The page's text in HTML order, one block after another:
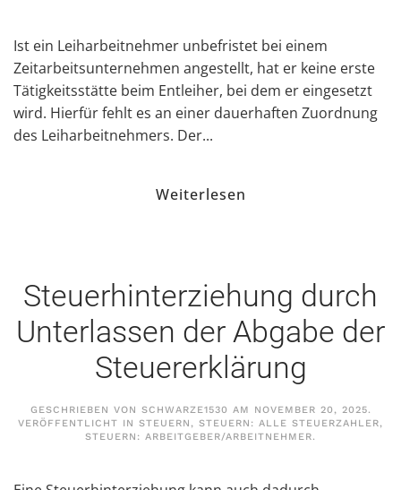
Ist ein Leiharbeitnehmer unbefristet bei einem
Zeitarbeitsunternehmen angestellt, hat er keine erste
Tätigkeitsstätte beim Entleiher, bei dem er eingesetzt
wird. Hierfür fehlt es an einer dauerhaften Zuordnung
des Leiharbeitnehmers. Der...
Weiterlesen
Steuerhinterziehung durch
Unterlassen der Abgabe der
Steuererklärung
GESCHRIEBEN VON SCHWARZE1530 AM NOVEMBER 20, 2025.
VERÖFFENTLICHT IN STEUERN, STEUERN: ALLE STEUERZAHLER,
STEUERN: ARBEITGEBER/ARBEITNEHMER.